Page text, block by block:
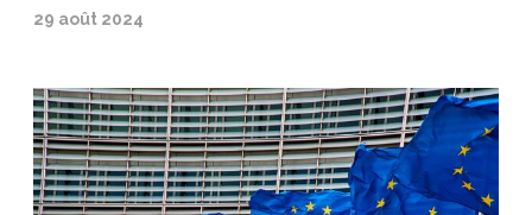
29 août 2024